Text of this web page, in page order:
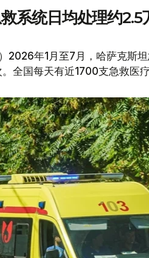
系统日均处理约2.5
2026年1月至7月，哈萨克斯
全国每天有近1700支急救医疗